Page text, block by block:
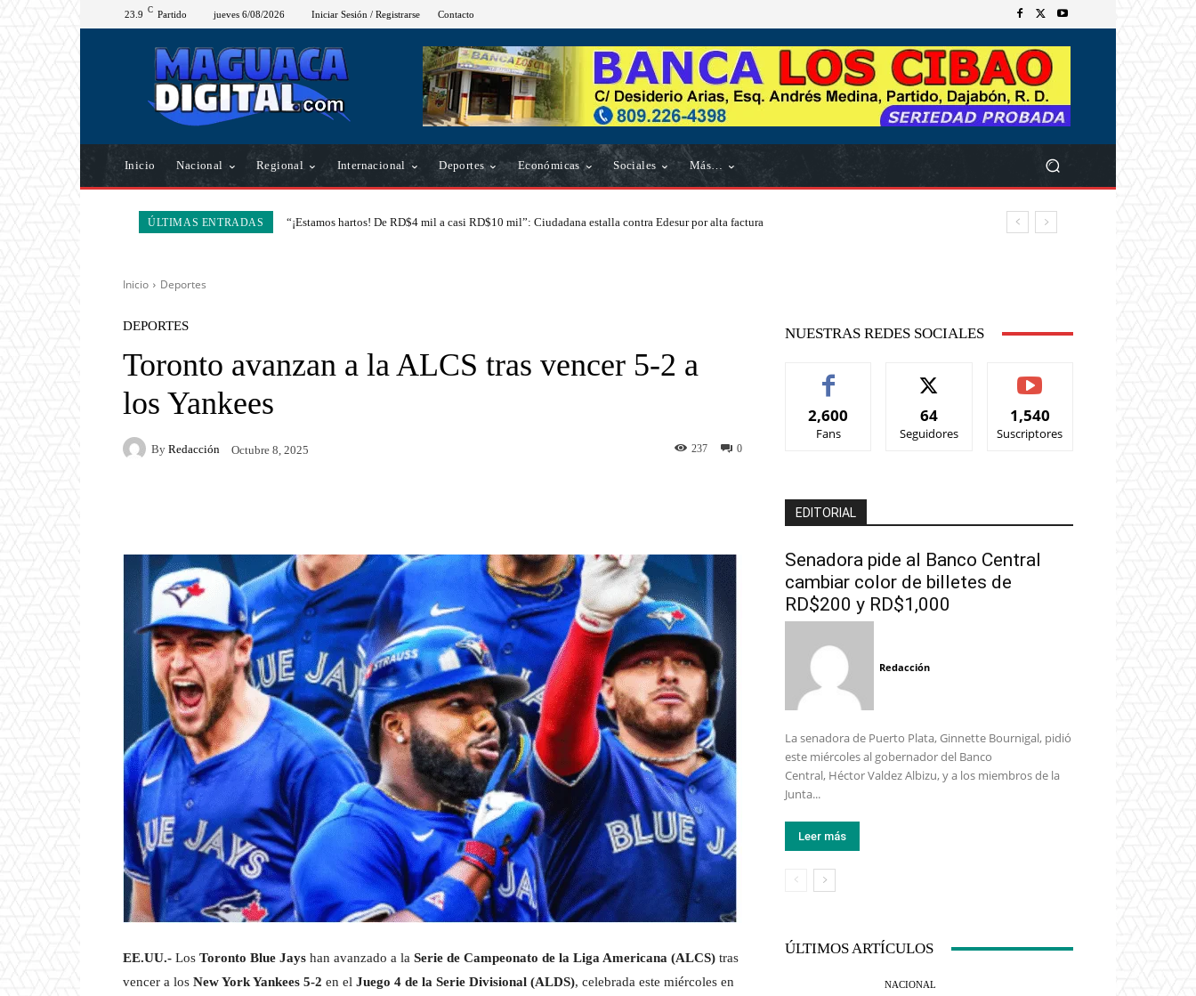
23.9 C Partido jueves 6/08/2026 Iniciar Sesión / Registrarse Contacto
Inicio Nacional Regional Internacional Deportes Económicas Sociales Más…
ÚLTIMAS ENTRADAS “¡Estamos hartos! De RD$4 mil a casi RD$10 mil”: Ciudadana estalla contra Edesur por alta factura
Inicio Deportes
DEPORTES
Toronto avanzan a la ALCS tras vencer 5-2 a
los Yankees
By Redacción Octubre 8, 2025 0
237
EE.UU.- Los Toronto Blue Jays han avanzado a la Serie de Campeonato de la Liga Americana (ALCS) tras
vencer a los New York Yankees 5-2 en el Juego 4 de la Serie Divisional (ALDS), celebrada este miércoles en
NUESTRAS REDES SOCIALES
2,600
Fans
64
Seguidores
1,540
Suscriptores
EDITORIAL
Senadora pide al Banco Central
cambiar color de billetes de
RD$200 y RD$1,000
Redacción
La senadora de Puerto Plata, Ginnette Bournigal, pidió
este miércoles al gobernador del Banco
Central, Héctor Valdez Albizu, y a los miembros de la
Junta...
Leer más
ÚLTIMOS ARTÍCULOS
NACIONAL